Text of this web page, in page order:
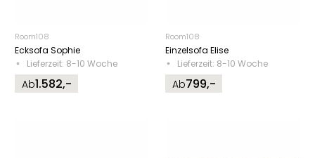
Room108
Ecksofa Sophie
Lieferzeit: 8-10 Woche
Ab1.582,-
Room108
Einzelsofa Elise
Lieferzeit: 8-10 Woche
Ab799,-